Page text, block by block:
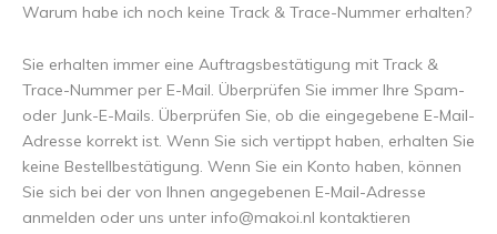
Warum habe ich noch keine Track & Trace-Nummer erhalten?
Sie erhalten immer eine Auftragsbestätigung mit Track &
Trace-Nummer per E-Mail. Überprüfen Sie immer Ihre Spam-
oder Junk-E-Mails. Überprüfen Sie, ob die eingegebene E-Mail-
Adresse korrekt ist. Wenn Sie sich vertippt haben, erhalten Sie
keine Bestellbestätigung. Wenn Sie ein Konto haben, können
Sie sich bei der von Ihnen angegebenen E-Mail-Adresse
anmelden oder uns unter info@makoi.nl kontaktieren